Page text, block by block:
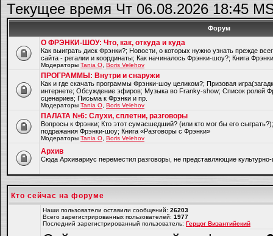
Текущее время Чт 06.08.2026 18:45
Форум
О ФРЭНКИ-ШОУ: Что, как, откуда и куда
Как выиграть диск Фрэнки?; Новости, о которых нужно узнать прежде
сайта - регалии и координаты; Как начиналось Фрэнки-шоу?; Книга
Модераторы Tania O Boris Velehov
ПРОГРАММЫ: Внутри и снаружи
Как и где скачать программы Фрэнки-шоу целиком?; Призовая
интернете; Обсуждение эфиров; Музыка во Franky-show; Список ролей
сценариев; Письма к Фрэнки и пр.
Модераторы Tania O Boris Velehov
ПАЛАТА №6: Слухи, сплетни, разговоры
Вопросы к Фрэнки; Кто этот сумасшедший? (или кто мог бы его
подражания Фрэнки-шоу; Книга «Разговоры с Фрэнки»
Модераторы Tania O Boris Velehov
Архив
Cюда Архивариус переместил разговоры, не представляющие культурно-
Кто сейчас на форуме
Наши пользователи оставили сообщений: 26203
Всего зарегистрированных пользователей: 1977
Последний зарегистрированный пользователь: Герцог Византийский